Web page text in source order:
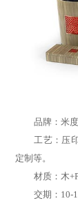
品牌：米
工艺：压
定制等。
材质：木
交期：10-